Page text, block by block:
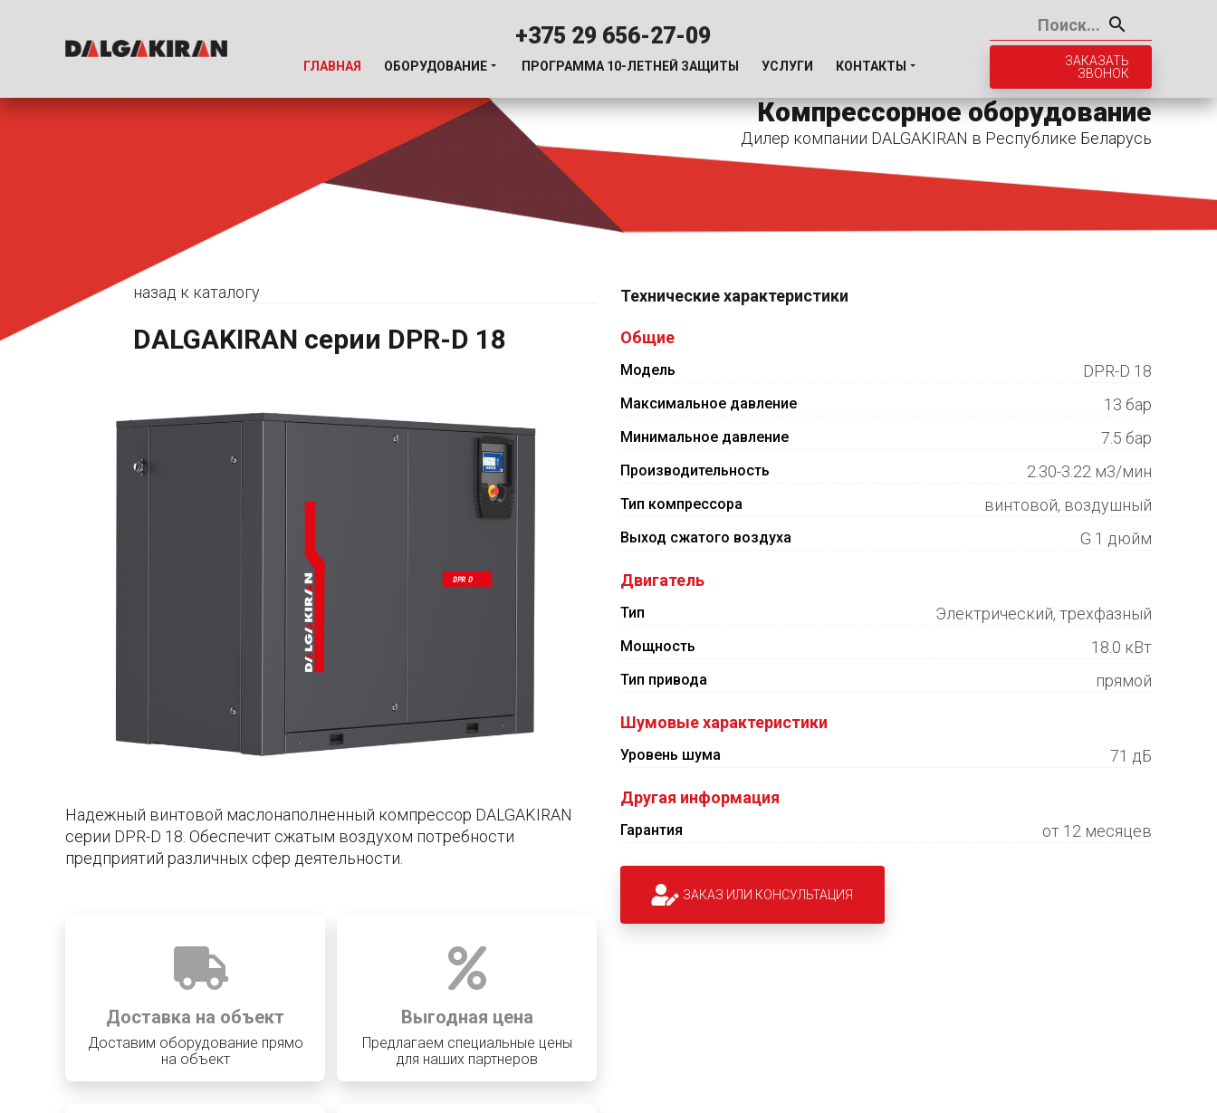
+375 29 656-27-09
ГЛАВНАЯ ОБОРУДОВАНИЕ ПРОГРАММА 10-ЛЕТНЕЙ ЗАЩИТЫ УСЛУГИ КОНТАКТЫ
ЗАКАЗАТЬ
ЗВОНОК
Компрессорное оборудование
Дилер компании DALGAKIRAN в Республике Беларусь
назад к каталогу
DALGAKIRAN серии DPR-D 18
Надежный винтовой маслонаполненный компрессор DALGAKIRAN
серии DPR-D 18. Обеспечит сжатым воздухом потребности
предприятий различных сфер деятельности.
Доставка на объект
Доставим оборудование прямо
на объект
Выгодная цена
Предлагаем специальные цены
для наших партнеров
Технические характеристики
Общие
Модель DPR-D 18
Максимальное давление 13 бар
Минимальное давление 7.5 бар
Производительность 2.30-3.22 м3/мин
Тип компрессора винтовой, воздушный
Выход сжатого воздуха G 1 дюйм
Двигатель
Тип Электрический, трехфазный
Мощность 18.0 кВт
Тип привода прямой
Шумовые характеристики
Уровень шума 71 дБ
Другая информация
Гарантия от 12 месяцев
ЗАКАЗ ИЛИ КОНСУЛЬТАЦИЯ